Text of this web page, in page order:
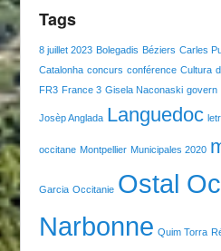
Tags
8 juillet 2023 Bolegadis Béziers Carles
Catalonha concurs conférence Cultura
FR3 France 3 Gisela Naconaski govern
Josèp Anglada Languedoc
occitane Montpellier Municipales 2020
Garcia Occitanie Ostal
Narbonne Quim Torra